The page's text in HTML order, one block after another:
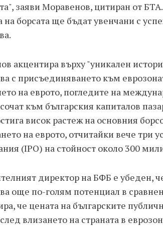
заяви Моравенов, цитиран от
на борсата ще бъдат увенчани с
акцентира върху "уникален
с присъединяването към
на еврото, погледите на
към българския капиталов
висок растеж на основния
на еврото, отчитайки вече три
(IPO) на стойност около 300
директор на БФБ е убеден,
още по-голям потенциал в
че цената на българските
влизането на страната в